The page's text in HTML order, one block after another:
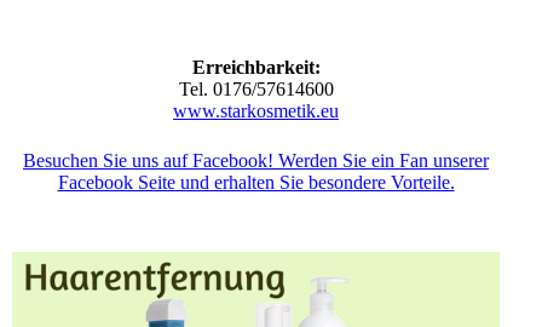
Erreichbarkeit:
Tel. 0176/57614600
www.starkosmetik.eu
Besuchen Sie uns auf Facebook! Werden Sie ein Fan unserer
Facebook Seite und erhalten Sie besondere Vorteile.